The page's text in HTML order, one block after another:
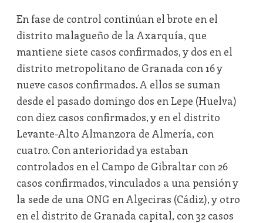
En fase de control continúan el brote en el
distrito malagueño de la Axarquía, que
mantiene siete casos confirmados, y dos en el
distrito metropolitano de Granada con 16 y
nueve casos confirmados. A ellos se suman
desde el pasado domingo dos en Lepe (Huelva)
con diez casos confirmados, y en el distrito
Levante-Alto Almanzora de Almería, con
cuatro. Con anterioridad ya estaban
controlados en el Campo de Gibraltar con 26
casos confirmados, vinculados a una pensión y
la sede de una ONG en Algeciras (Cádiz), y otro
en el distrito de Granada capital, con 32 casos